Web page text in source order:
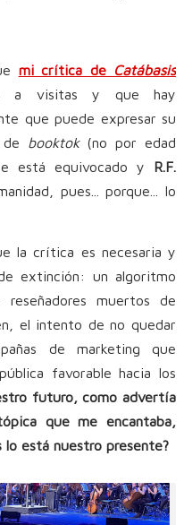
mi crítica de Catábasis
a visitas y que hay
que puede expresar su
booktok(no por edad
está equivocado y R.F.
pues... porque... lo
la crítica es necesaria y
extinción: un algoritmo
muertos de
el intento de no quedar
de marketing que
favorable hacia los
futuro, como advertía
que me encantaba,
lo está nuestro presente?